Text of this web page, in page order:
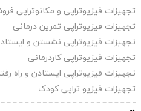
تجهیزات فیزیوتراپی و مکانوتراپی
تجهیزات فیزیوتراپی تمرین درمانی
تجهیزات فیزیوتراپی نشستن و
تجهیزات فیزیوتراپی کاردرمانی
تجهیزات فیزیوتراپی ایستادن و راه
تجهیزات فیزیو تراپی کودک